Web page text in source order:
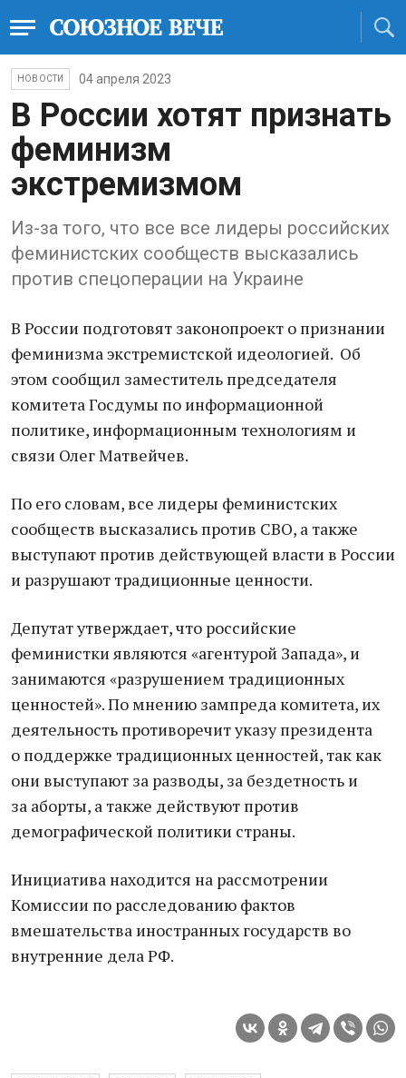
НОВОСТИ 04 апреля 2023
В России хотят признать
феминизм
экстремизмом
Из-за того, что все все лидеры российских
феминистских сообществ высказались
против спецоперации на Украине
В России подготовят законопроект о признании
феминизма экстремистской идеологией. Об
этом сообщил заместитель председателя
комитета Госдумы по информационной
политике, информационным технологиям и
связи Олег Матвейчев.
По его словам, все лидеры феминистских
сообществ высказались против СВО, а также
выступают против действующей власти в России
и разрушают традиционные ценности.
Депутат утверждает, что российские
феминистки являются «агентурой Запада», и
занимаются «разрушением традиционных
ценностей». По мнению зампреда комитета, их
деятельность противоречит указу президента
о поддержке традиционных ценностей, так как
они выступают за разводы, за бездетность и
за аборты, а также действуют против
демографической политики страны.
Инициатива находится на рассмотрении
Комиссии по расследованию фактов
вмешательства иностранных государств во
внутренние дела РФ.